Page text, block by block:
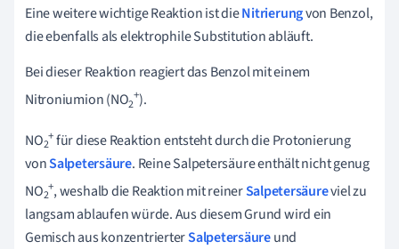
Eine weitere wichtige Reaktion ist dieNitrierungvon Benzol,
die ebenfalls als elektrophile Substitution abläuft.
Bei dieser Reaktion reagiert das Benzol mit einem
Nitroniumion (NO2
+).
NO2
+für diese Reaktion entsteht durch die Protonierung
vonSalpetersäure. Reine Salpetersäure enthält nicht genug
NO2
+, weshalb die Reaktion mit reinerSalpetersäureviel zu
langsam ablaufen würde. Aus diesem Grund wird ein
Gemisch aus konzentrierterSalpetersäureund